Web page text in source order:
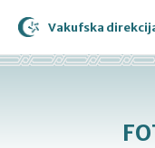
Vakufska